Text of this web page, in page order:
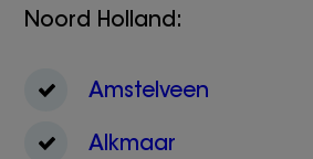
Noord Holland:
Amstelveen
Alkmaar